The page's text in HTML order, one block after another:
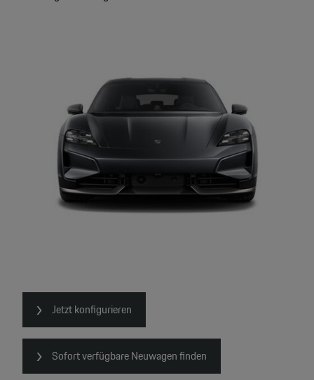
Jetzt konfigurieren
Sofort verfügbare Neuwagen finden